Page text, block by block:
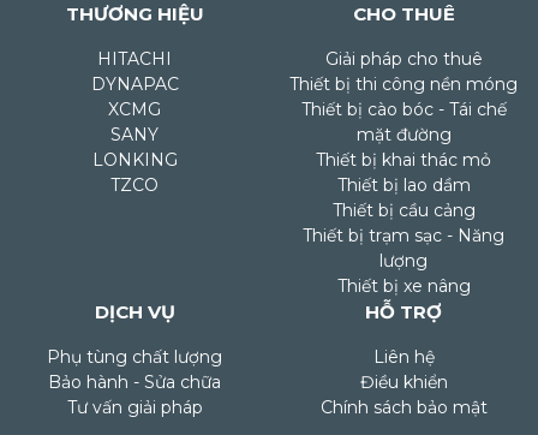
THƯƠNG HIỆU
HITACHI
DYNAPAC
XCMG
SANY
LONKING
TZCO
CHO THUÊ
Giải pháp cho thuê
Thiết bị thi công nền móng
Thiết bị cào bóc - Tái chế
mặt đường
Thiết bị khai thác mỏ
Thiết bị lao dầm
Thiết bị cầu cảng
Thiết bị trạm sạc - Năng
lượng
Thiết bị xe nâng
DỊCH VỤ
Phụ tùng chất lượng
Bảo hành - Sửa chữa
Tư vấn giải pháp
HỖ TRỢ
Liên hệ
Điều khiển
Chính sách bảo mật